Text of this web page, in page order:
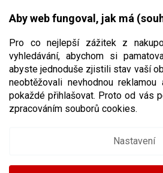
Aby web fungoval, jak má
Pro co nejlepší zážitek z
vyhledávání, abychom si
abyste jednoduše zjistili stav vaší
neobtěžovali nevhodnou
pokaždé přihlašovat. Proto od vás
zpracováním souborů cookies.
Nastavení
CZK
HOKEJOVÁ HELMA CCM
VELIKOST SENIOR